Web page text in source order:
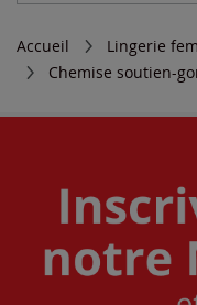
Accueil Lingerie
Chemise soutien-